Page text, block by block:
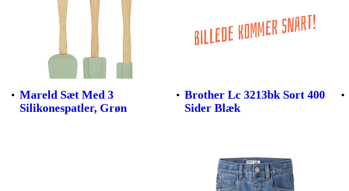
Mareld Sæt Med 3
Silikonespatler, Grøn
Brother Lc 3213bk Sort 400
Sider Blæk